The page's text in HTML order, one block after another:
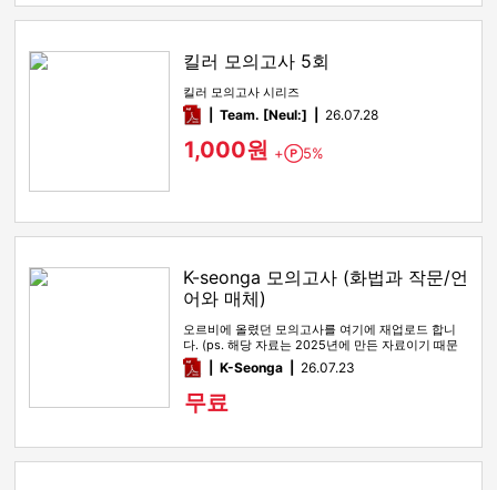
킬러 모의고사 5회
킬러 모의고사 시리즈
pdfTeam. [Neul:] 26.07.28
1,000원 + Point
5%
K-seonga 모의고사 (화법과 작문/언
어와 매체)
오르비에 올렸던 모의고사를 여기에 재업로드 합니
다. (ps. 해당 자료는 2025년에 만든 자료이기 때문
에, 올해 수능특강 …
pdfK-Seonga 26.07.23
무료